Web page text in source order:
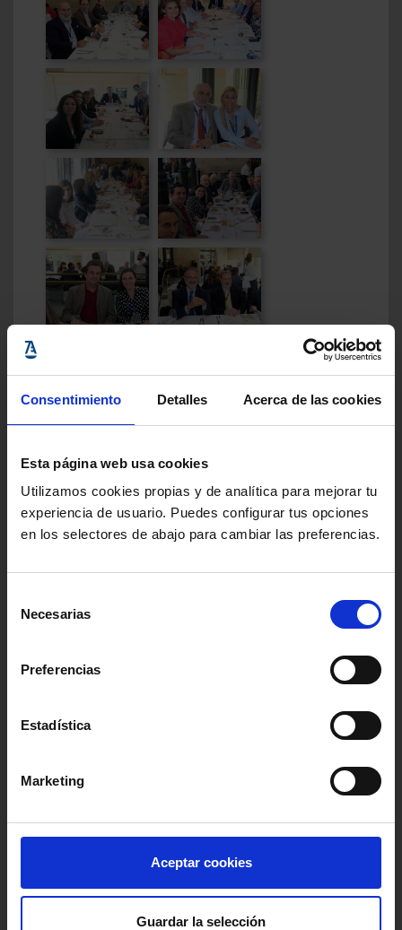
Consentimiento Detalles Acerca de las cookies
Esta página web usa cookies
Utilizamos cookies propias y de analítica para mejorar tu
experiencia de usuario. Puedes configurar tus opciones
en los selectores de abajo para cambiar las preferencias.
Necesarias
Preferencias
Estadística
Marketing
Aceptar cookies
Guardar la selección